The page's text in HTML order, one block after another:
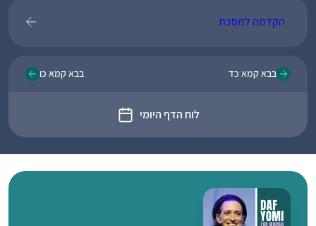
הקדמה למסכת
בבא קמא כד
לוח הדף היומי
בבא קמא כו